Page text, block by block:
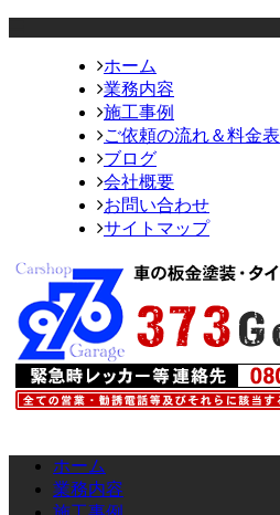
ホーム
業務内容
施工事例
ご依頼の流れ＆料金表
ブログ
会社概要
お問い合わせ
サイトマップ
ホーム
業務内容